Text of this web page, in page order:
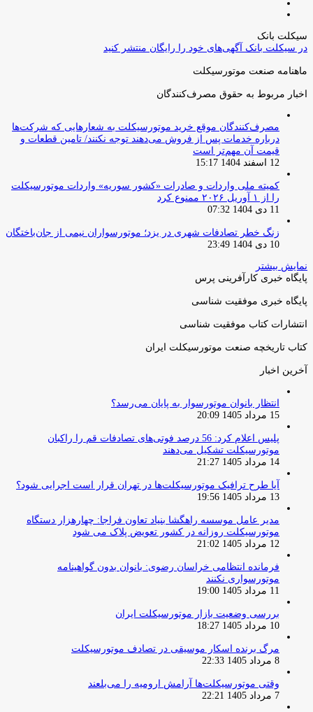
سیکلت بانک
در سیکلت بانک آگهی‌های خود را رایگان منتشر کنید
ماهنامه صنعت موتورسیکلت
اخبار مربوط به حقوق مصرف‌کنندگان
مصرف‌کنندگان موقع خرید موتورسیکلت به شعارهایی که شرکت‌ها
درباره خدمات پس از فروش می‌دهند توجه نکنند/ تامین قطعات و
قیمت آن مهم‌تر است
12 اسفند 1404 15:17
کمیته ملی واردات و صادرات «کشور سوریه» واردات موتورسیکلت
را از ۱ آوریل ۲۰۲۶ ممنوع کرد
11 دی 1404 07:32
زنگ خطر تصادفات شهری در یزد؛ موتورسواران نیمی از جان‌باختگان
10 دی 1404 23:49
نمایش بیشتر
پایگاه خبری کارآفرینی پرس
پایگاه خبری موفقیت شناسی
انتشارات کتاب موفقیت شناسی
کتاب تاریخچه صنعت موتورسیکلت ایران
آخرین اخبار
انتظار بانوان موتورسوار به پایان می‌رسد؟
15 مرداد 1405 20:09
پلیس اعلام کرد: 56 درصد فوتی‌های تصادفات قم را راکبان
موتورسیکلت تشکیل می‌دهند
14 مرداد 1405 21:27
آیا طرح ترافیک موتورسیکلت‌ها در تهران قرار است اجرایی شود؟
13 مرداد 1405 19:56
مدیر عامل موسسه راهگشا بنیاد تعاون فراجا: چهارهزار دستگاه
موتورسیکلت روزانه در کشور تعویض پلاک می شود
12 مرداد 1405 21:02
فرمانده انتظامی خراسان رضوی: بانوان بدون گواهینامه
موتورسواری نکنند
11 مرداد 1405 19:00
بررسی وضعیت بازار موتورسیکلت ایران
10 مرداد 1405 18:27
مرگ برنده اسکار موسیقی در تصادف موتورسیکلت
8 مرداد 1405 22:33
وقتی موتورسیکلت‌ها آرامش ارومیه را می‌بلعند
7 مرداد 1405 22:21